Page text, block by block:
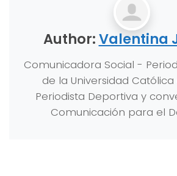
Author:Valentina
Comunicadora Social -
de la Universidad Católica
Periodista Deportiva y
Comunicación para el